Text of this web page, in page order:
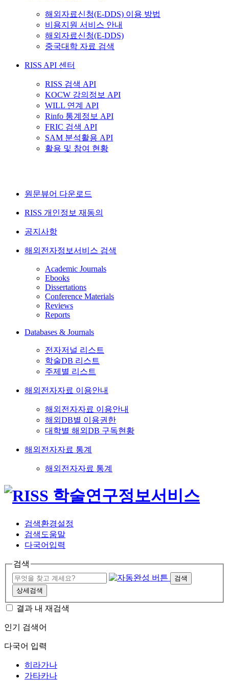
해외자료신청(E-DDS) 이용 방법
비용지원 서비스 안내
해외자료신청(E-DDS)
중국대학 자료 검색
RISS API 센터
RISS 검색 API
KOCW 강의정보 API
WILL 연계 API
Rinfo 통계정보 API
FRIC 검색 API
SAM 분석활용 API
활용 및 참여 현황
원문뷰어 다운로드
RISS 개인정보 재동의
공지사항
해외전자정보서비스 검색
Academic Journals
Ebooks
Dissertations
Conference Materials
Reviews
Reports
Databases & Journals
전자저널 리스트
학술DB 리스트
주제별 리스트
해외전자자료 이용안내
해외전자자료 이용안내
해외DB별 이용권한
대학별 해외DB 구독현황
해외전자자료 통계
해외전자자료 통계
검색환경설정
검색도움말
다국어입력
검색
검색
상세검색
결과 내 재검색
인기 검색어
다국어 입력
히라가나
가타카나